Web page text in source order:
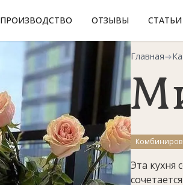
ПРОИЗВОДСТВО ОТЗЫВЫ СТАТЬИ
Главная
Эта кухня